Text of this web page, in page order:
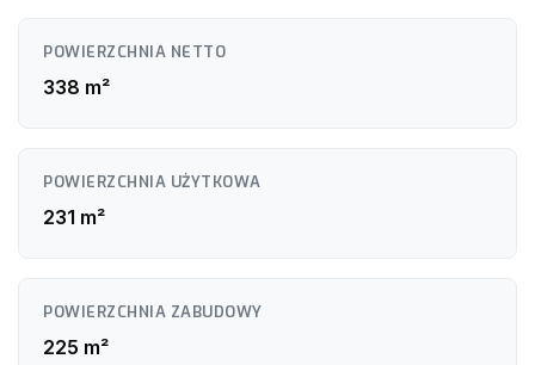
Ściany: dekoracyjne panele węglowe – niepalne,
wilgocioodporne
Elektryka: zamontowane gniazdka, włączniki, oprawy LED
Płyta fundamentowa w cenie pakietu
Rekuperacja z odzyskiem ciepła
ustalane indywidualnie z klientem, wycena zależna od
POWIERZCHNIA NETTO
338 m²
POWIERZCHNIA UŻYTKOWA
231 m²
POWIERZCHNIA ZABUDOWY
225 m²